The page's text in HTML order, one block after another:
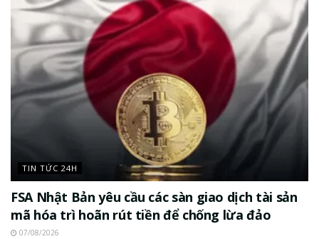
TIN TỨC 24H
FSA Nhật Bản yêu cầu các sàn giao dịch tài sản
mã hóa trì hoãn rút tiền để chống lừa đảo
07/08/2026